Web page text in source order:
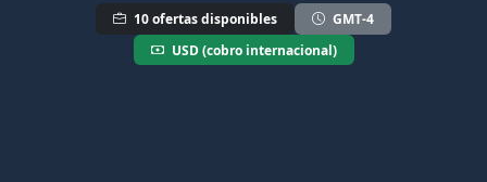
10 ofertas disponibles
GMT-4
USD (cobro internacional)